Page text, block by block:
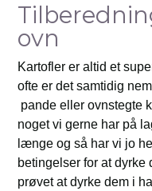
ovn
Kartofler er altid et
ofte er det samtidig
pande eller ovnstegte
noget vi gerne har på
længe og så har vi jo
betingelser for at dyrke
prøvet at dyrke dem i